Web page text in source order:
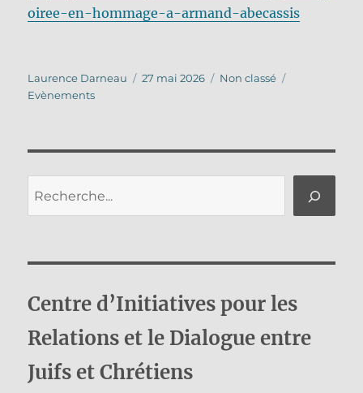
oiree-en-hommage-a-armand-abecassis
Auteur
Laurence Darneau
Publié
27 mai 2026 Catégories
Non classé
Evènements
Centre d’Initiatives pour les
Relations et le Dialogue entre
Juifs et Chrétiens